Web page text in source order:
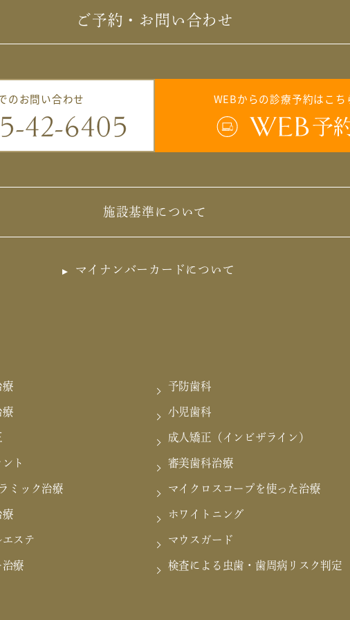
ご予約・お問い合わせ
のお問い合わせ WEBからの診療予約はこち
施設基準について
マイナンバーカードについて
療 予防歯科
療 小児歯科
成人矯正（インビザライン）
ト 審美歯科治療
ミック治療 マイクロスコープを使った治療
療 ホワイトニング
ステ マウスガード
療 検査による虫歯・歯周病リスク判定